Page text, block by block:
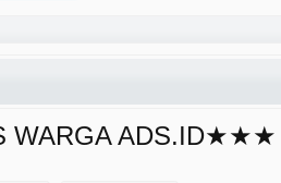
WARGA ADS.ID★★★